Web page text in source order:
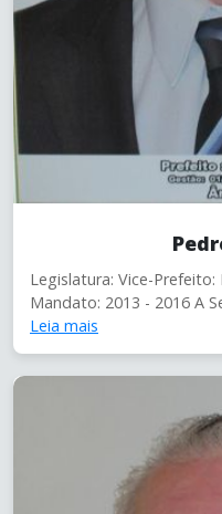
Legislatura: Vice-
Mandato: 2013 - 2016 A
Leia mais